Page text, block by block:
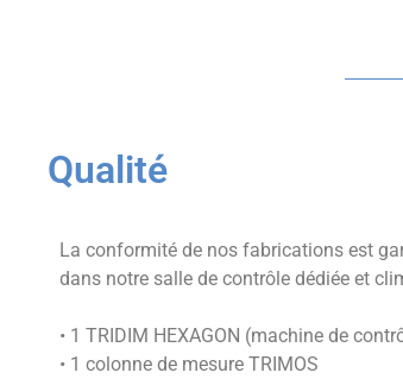
Qualité
La conformité de nos fabrications est
dans notre salle de contrôle dédiée et
• 1 TRIDIM HEXAGON (machine de
• 1 colonne de mesure TRIMOS